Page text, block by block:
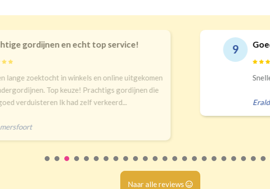
en echt top service!
zoektocht in winkels en online uitgekomen
Top keuze! Prachtigs gordijnen die
Ik had zelf verkeerd...
Goede
Snelle
Zeist
Naar alle reviews